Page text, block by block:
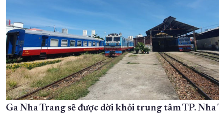
Ga Nha Trang sẽ được dời khỏi trung tâm TP. Nha